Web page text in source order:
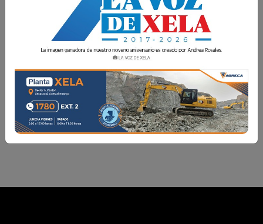
sobre uno de los actos más poderosos, naturales y
subestimados: amamantar. Más allá de un asunto
personal o familiar, la
Cada 1 de agosto se da inicio a la Semana Mundial de
la Lactancia Materna, una oportunidad para reflexionar
sobre uno de los actos más poderosos, naturales y
subestimados: amamantar. Más allá de un asunto
personal o familiar, la ...